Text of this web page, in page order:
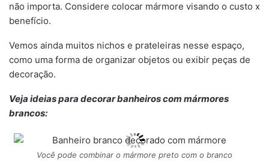
não importa. Considere colocar mármore visando o custo x
benefício.
Vemos ainda muitos nichos e prateleiras nesse espaço,
como uma forma de organizar objetos ou exibir peças de
decoração.
Veja ideias para decorar banheiros com mármores
brancos:
Você pode combinar o mármore preto com o branco